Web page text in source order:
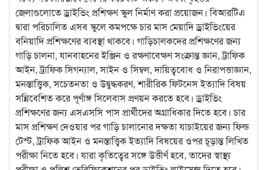
জেলাগুলোতে ড্রাইভিং প্রশিক্ষণ স্কুল নির্মাণ করা প্রয়োজন। বিআরটিএ
দ্বারা পরিচালিত এসব স্কুলে কমপক্ষে চার মাস মেয়াদি ড্রাইভিংয়ের
বনিয়াদি প্রশিক্ষণের ব্যবস্থা থাকবে। গাড়িচালকদের প্রশিক্ষণের জন্য
গাড়ি চালনা, যানবাহনের ইঞ্জিন ও রক্ষণাবেক্ষণ সংক্রান্ত জ্ঞান, ট্রাফিক
আইন, ট্রাফিক সিগন্যাল, সাইন ও সিম্বল, দায়িত্ববোধ ও নিরাপত্তাজ্ঞান,
মনস্তাত্ত্বিক, সচেতনতা ও উদ্বুদ্ধকরণ, শারীরিক ফিটনেস ইত্যাদি বিষয়
সন্নিবেশিত করে পূর্ণাঙ্গ সিলেবাস প্রণয়ন করতে হবে। ড্রাইভিং
প্রশিক্ষণের জন্য এসএসসি পাস প্রার্থীদের অগ্রাধিকার দিতে হবে। চার
মাস প্রশিক্ষণ দেওয়ার পর গাড়ি চালানোর দক্ষতা যাচাইয়ের জন্য ফিল্ড
টেস্ট, ট্রাফিক আইন ও মনস্তাত্ত্বিক ইত্যাদি বিষয়ের ওপর চূড়ান্ত লিখিত
পরীক্ষা নিতে হবে। যারা কৃতিত্বের সঙ্গে উত্তীর্ণ হবে, তাদের স্বাস্থ্য